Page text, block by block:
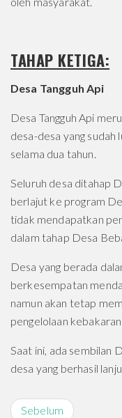
TAHAP KETIGA:
Desa Tangguh Api
Desa Tangguh Api
desa-desa yang sudah
selama dua tahun.
Seluruh desa ditahap
berlajut ke program
tidak mendapatkan
dalam tahap Desa
Desa yang berada
berkesempatan
namun akan tetap
pengelolaan
Saat ini, ada sembilan
desa yang berhasil
Sebelum